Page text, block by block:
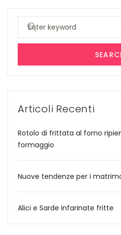
Search
Articoli Recenti
Rotolo di frittata al forno
formaggio
Nuove tendenze per i
Alici e Sarde infarinate fritte